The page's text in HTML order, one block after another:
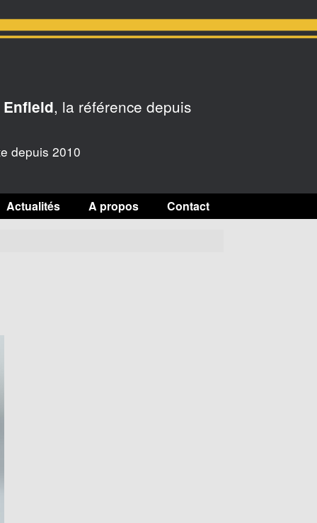
, la référence depuis
depuis 2010
Actualités A propos Contact